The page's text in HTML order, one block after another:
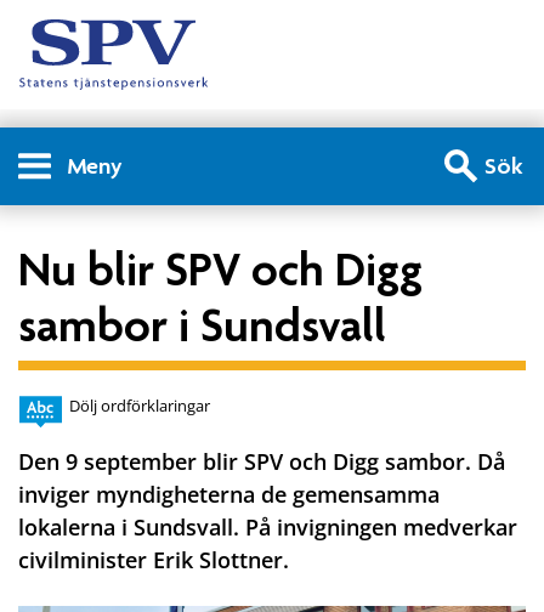
Meny Sök
Nu blir SPV och Digg
sambor i Sundsvall
Dölj ordförklaringar
Den 9 september blir SPV och Digg sambor. Då
inviger myndigheterna de gemensamma
lokalerna i Sundsvall. På invigningen medverkar
civilminister Erik Slottner.